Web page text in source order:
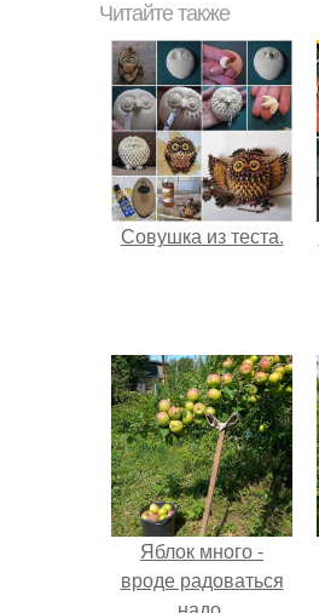
Читайте также
Совушка из теста.
Яблок много -
вроде радоваться